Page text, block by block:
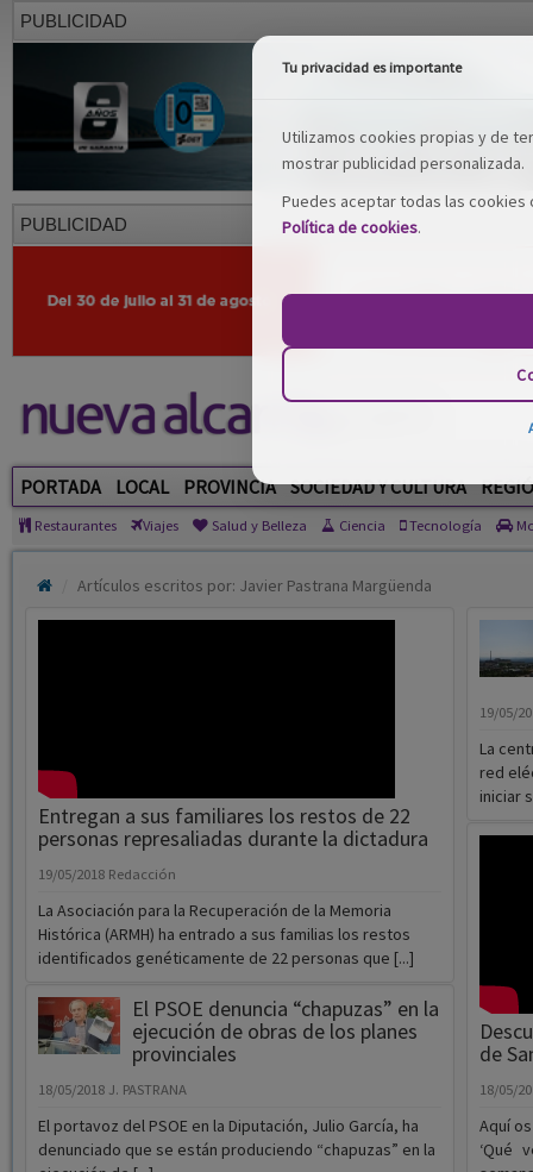
PUBLICIDAD
PUBLICIDAD
PORTADA LOCAL PROVINCIA SOCIEDAD Y CULTURA
Restaurantes Viajes Salud y Belleza Ciencia Tecnología
Artículos escritos por: Javier Pastrana Margüenda
Entregan a sus familiares los restos de 22
personas represaliadas durante la dictadura
19/05/2018 Redacción
La Asociación para la Recuperación de la Memoria
Histórica (ARMH) ha entrado a sus familias los restos
identificados genéticamente de 22 personas que [...]
El PSOE denuncia “chapuzas” en la
ejecución de obras de los planes
provinciales
18/05/2018 J. PASTRANA
El portavoz del PSOE en la Diputación, Julio García, ha
denunciado que se están produciendo “chapuzas” en la
19/05/
La
red
iniciar
de
18/05/
Aquí
‘Qué
Tu privacidad es importante
Utilizamos cookies propias y de
mostrar publicidad personalizada.
Puedes aceptar todas las
Política de cookies.